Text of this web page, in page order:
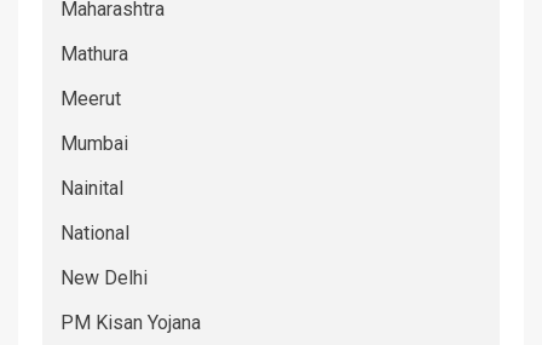
Maharashtra
Mathura
Meerut
Mumbai
Nainital
National
New Delhi
PM Kisan Yojana